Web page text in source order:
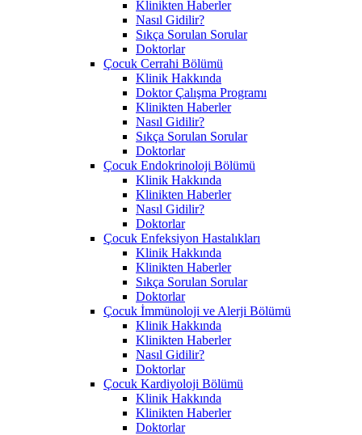
Klinikten Haberler
Nasıl Gidilir?
Sıkça Sorulan Sorular
Doktorlar
Çocuk Cerrahi Bölümü
Klinik Hakkında
Doktor Çalışma Programı
Klinikten Haberler
Nasıl Gidilir?
Sıkça Sorulan Sorular
Doktorlar
Çocuk Endokrinoloji Bölümü
Klinik Hakkında
Klinikten Haberler
Nasıl Gidilir?
Doktorlar
Çocuk Enfeksiyon Hastalıkları
Klinik Hakkında
Klinikten Haberler
Sıkça Sorulan Sorular
Doktorlar
Çocuk İmmünoloji ve Alerji Bölümü
Klinik Hakkında
Klinikten Haberler
Nasıl Gidilir?
Doktorlar
Çocuk Kardiyoloji Bölümü
Klinik Hakkında
Klinikten Haberler
Doktorlar